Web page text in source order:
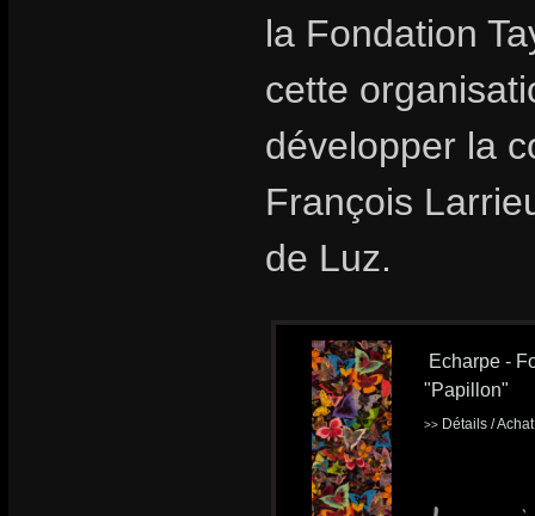
la Fondation
cette
développer la
François
de Luz.
Echarpe -
"Papillon"
>> Détails /